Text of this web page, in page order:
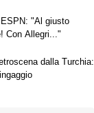
"Al giusto
Con Allegri..."
dalla Turchia: